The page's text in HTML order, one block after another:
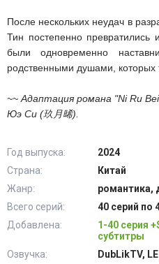
После нескольких неудач в
Тин постепенно превратились
были одновременно
родственными душами, которых
~~ Адаптация романа "Ni Ru
Юэ Си (玖月晞).
Год выпуска:
2024
Страна:
Китай
Жанр:
романтика,
Всего серий:
40 серий по
Добавлена:
1-40 серия
субтитры
Озвучка:
DubLikTV,